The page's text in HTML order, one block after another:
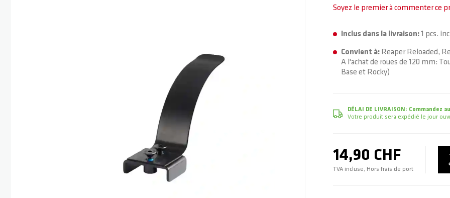
Soyez le premier à commenter ce
Inclus dans la livraison:1 pcs.
Convient à: Reaper Reloaded,
A l'achat de roues de 120 mm:
Base et Rocky)
DÉLAI DE LIVRAISON: Commandez
Votre produit sera expédié le jour
14,90 CHF
TVA incluse, Hors frais de port